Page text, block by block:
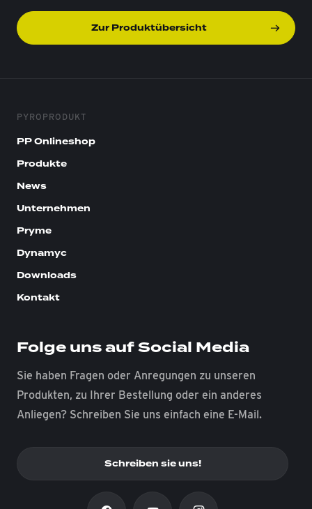
Zur Produktübersicht
PYROPRODUKT
PP Onlineshop
Produkte
News
Unternehmen
Pryme
Dynamyc
Downloads
Kontakt
Folge uns auf Social Media
Sie haben Fragen oder Anregungen zu unseren
Produkten, zu Ihrer Bestellung oder ein anderes
Anliegen? Schreiben Sie uns einfach eine E-Mail.
Schreiben sie uns!